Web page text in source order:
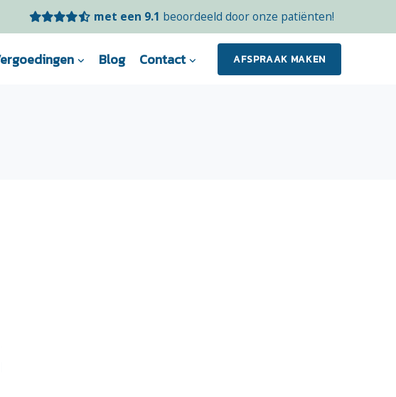
met een 9.1 beoordeeld door onze patiënten!
Blog Contact AFSPRAAK MAKEN